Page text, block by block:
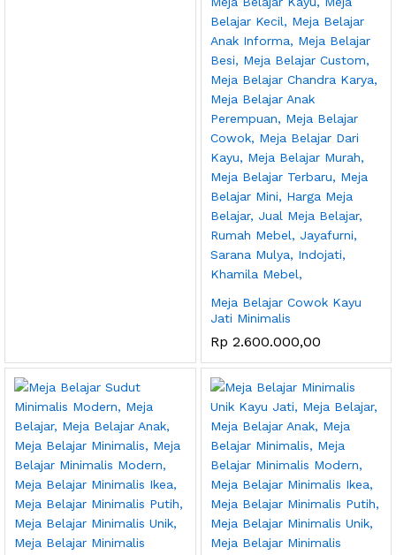
Meja Belajar Cowok Kayu
Jati Minimalis
Rp 2.600.000,00